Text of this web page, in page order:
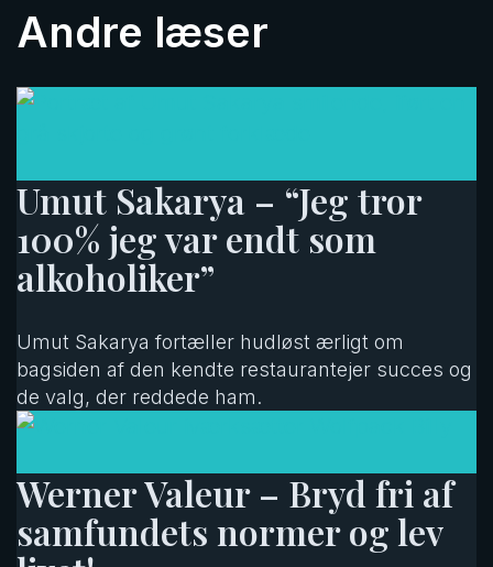
Andre læser
Umut Sakarya – “Jeg tror
100% jeg var endt som
alkoholiker”
Umut Sakarya fortæller hudløst ærligt om
bagsiden af den kendte restaurantejer succes og
de valg, der reddede ham.
Werner Valeur – Bryd fri af
samfundets normer og lev